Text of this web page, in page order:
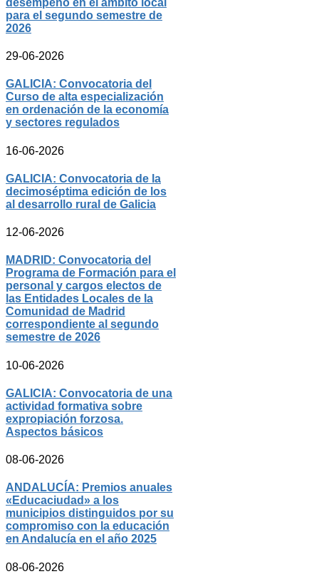
para el segundo semestre de
2026
29-06-2026
GALICIA: Convocatoria del
Curso de alta especialización
en ordenación de la economía
y sectores regulados
16-06-2026
GALICIA: Convocatoria de la
decimoséptima edición de los
al desarrollo rural de Galicia
12-06-2026
MADRID: Convocatoria del
Programa de Formación para el
personal y cargos electos de
las Entidades Locales de la
Comunidad de Madrid
correspondiente al segundo
semestre de 2026
10-06-2026
GALICIA: Convocatoria de una
actividad formativa sobre
expropiación forzosa.
Aspectos básicos
08-06-2026
ANDALUCÍA: Premios anuales
«Educaciudad» a los
municipios distinguidos por su
compromiso con la educación
en Andalucía en el año 2025
08-06-2026